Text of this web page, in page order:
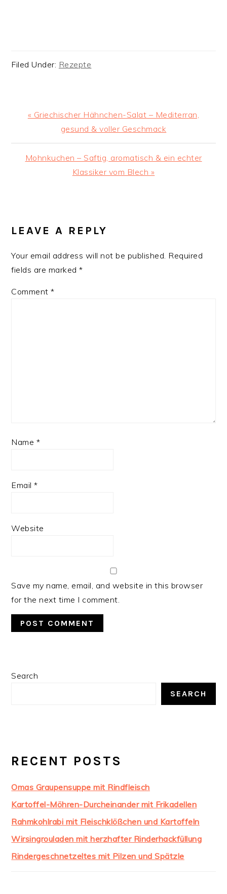
Filed Under: Rezepte
Previous
« Griechischer Hähnchen-Salat – Mediterran,
gesund & voller Geschmack
Next
Mohnkuchen – Saftig, aromatisch & ein echter
Klassiker vom Blech »
INTERACTIONS
LEAVE A REPLY
Your email address will not be published. Required
fields are marked*
Comment*
Name *
Email*
Website
Save my name, email, and website in this browser
for the next time I comment.
PRIMARY
Search
SEARCH
RECENT POSTS
Omas Graupensuppe mit Rindfleisch
Kartoffel-Möhren-Durcheinander mit Frikadellen
Rahmkohlrabi mit Fleischklößchen und Kartoffeln
Wirsingrouladen mit herzhafter Rinderhackfüllung
Rindergeschnetzeltes mit Pilzen und Spätzle